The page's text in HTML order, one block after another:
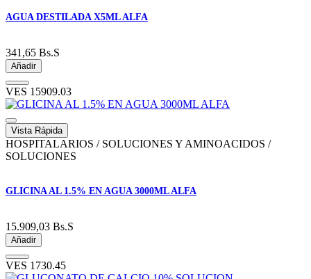
AGUA DESTILADA X5ML ALFA
341,65 Bs.S
Añadir
VES 15909.03
Vista Rápida
HOSPITALARIOS / SOLUCIONES Y AMINOACIDOS /
SOLUCIONES
GLICINA AL 1.5% EN AGUA 3000ML ALFA
15.909,03 Bs.S
Añadir
VES 1730.45